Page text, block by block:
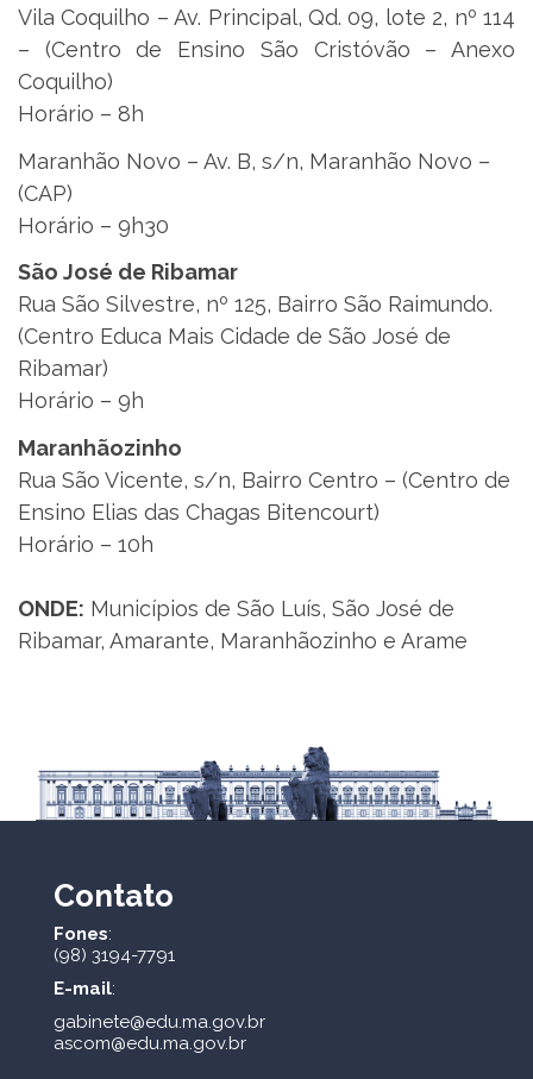
Vila Coquilho – Av. Principal, Qd. 09, lote 2, nº 114
– (Centro de Ensino São Cristóvão – Anexo
Coquilho)
Horário – 8h
Maranhão Novo – Av. B, s/n, Maranhão Novo –
(CAP)
Horário – 9h30
São José de Ribamar
Rua São Silvestre, nº 125, Bairro São Raimundo.
(Centro Educa Mais Cidade de São José de
Ribamar)
Horário – 9h
Maranhãozinho
Rua São Vicente, s/n, Bairro Centro – (Centro de
Ensino Elias das Chagas Bitencourt)
Horário – 10h
ONDE: Municípios de São Luís, São José de
Ribamar, Amarante, Maranhãozinho e Arame
Contato
Fones:
(98) 3194-7791
E-mail:
gabinete@edu.ma.gov.br
ascom@edu.ma.gov.br